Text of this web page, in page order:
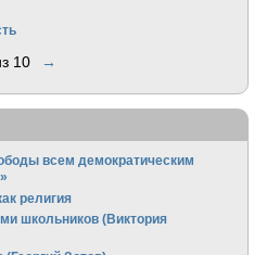
10 →
всем демократическим
религия
школьников (Виктория